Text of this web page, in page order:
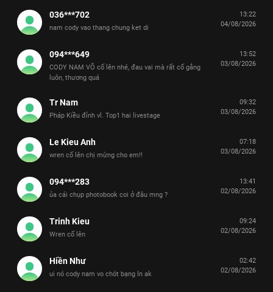
036***702
nam cody vao thang chung ket di
13:22
04/08/2026
094***649
CODY NAM VÕ cố lên nhé, đau vai mà rất cố gắng
luôn, thương quá
13:52
03/08/2026
Tr Nam
Pháp Kiều đỉnh vl. Top1 hai livestage
09:32
03/08/2026
Le Kieu Anh
wren cố lên chị mừng cho em!!
07:18
03/08/2026
094***283
ủa cái chụp photobook coi ở đâu mng ?
13:41
02/08/2026
Trinh Kieu
Wren cố lên
09:24
02/08/2026
Hiền Như
ui nó cody nam vo chót bạng ln ak
02:42
02/08/2026